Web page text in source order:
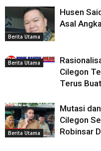
Berita Utama
Husen
Asal
Berita Utama
Cilegon
Terus
Berita Utama
Mutasi
Cilegon
Robinsar